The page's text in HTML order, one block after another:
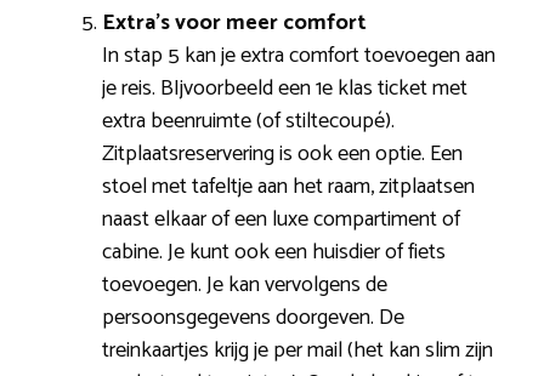
Extra’s voor meer comfort
In stap 5 kan je extra comfort toevoegen aan
je reis. BIjvoorbeeld een 1e klas ticket met
extra beenruimte (of stiltecoupé).
Zitplaatsreservering is ook een optie. Een
stoel met tafeltje aan het raam, zitplaatsen
naast elkaar of een luxe compartiment of
cabine. Je kunt ook een huisdier of fiets
toevoegen. Je kan vervolgens de
persoonsgegevens doorgeven. De
treinkaartjes krijg je per mail (het kan slim zijn